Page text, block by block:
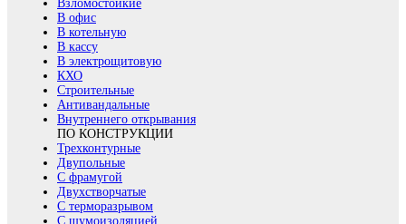
Взломостойкие
В офис
В котельную
В кассу
В электрощитовую
КХО
Строительные
Антивандальные
Внутреннего открывания
ПО КОНСТРУКЦИИ
Трехконтурные
Двупольные
С фрамугой
Двухстворчатые
С терморазрывом
С шумоизоляцией